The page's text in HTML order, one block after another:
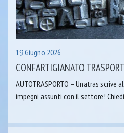
19 Giugno 2026
CONFARTIGIANATO
AUTOTRASPORTO – Unatras scrive
impegni assunti con il settore!